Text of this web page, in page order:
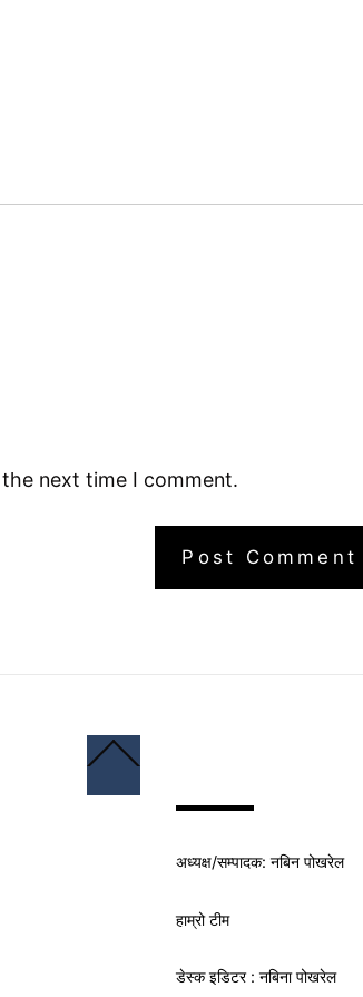
next time I comment.
To
अध्यक्ष/सम्पादक: नबिन पोखरेल
हाम्रो टीम
डेस्क इडिटर : नबिना पोखरेल